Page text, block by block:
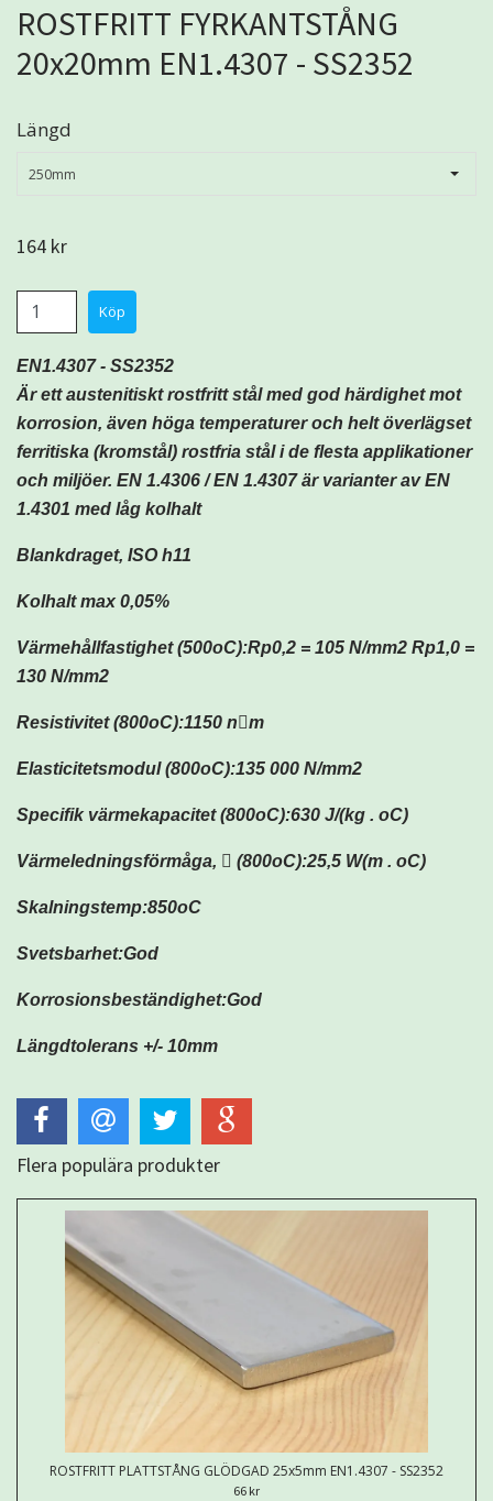
ROSTFRITT FYRKANTSTÅNG
20x20mm EN1.4307 - SS2352
Längd
250mm
164 kr
EN1.4307 - SS2352
Är ett austenitiskt rostfritt stål med god härdighet mot
korrosion, även höga temperaturer och helt överlägset
ferritiska (kromstål) rostfria stål i de flesta applikationer
och miljöer. EN 1.4306 / EN 1.4307 är varianter av EN
1.4301 med låg kolhalt
Blankdraget, ISO h11
Kolhalt max 0,05%
Värmehållfastighet (500oC):Rp0,2 = 105 N/mm2 Rp1,0 =
130 N/mm2
Resistivitet (800oC):1150 nm
Elasticitetsmodul (800oC):135 000 N/mm2
Specifik värmekapacitet (800oC):630 J/(kg . oC)
Värmeledningsförmåga,  (800oC):25,5 W(m . oC)
Skalningstemp:850oC
Svetsbarhet:God
Korrosionsbeständighet:God
Längdtolerans +/- 10mm
Flera populära produkter
ROSTFRITT PLATTSTÅNG GLÖDGAD 25x5mm EN1.4307 - SS2352
66 kr